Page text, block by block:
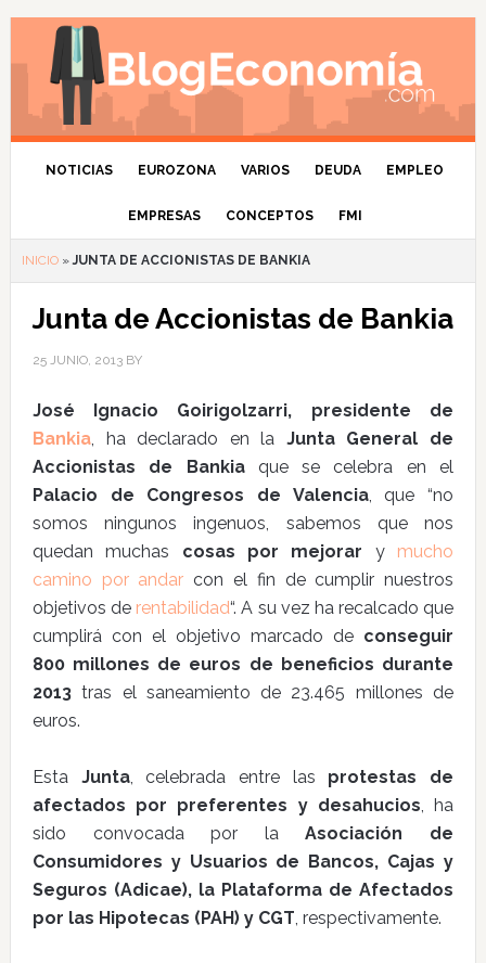
NOTICIAS EUROZONA VARIOS DEUDA EMPLEO
EMPRESAS CONCEPTOS FMI
INICIO»JUNTA DE ACCIONISTAS DE BANKIA
Junta de Accionistas de Bankia
25 JUNIO, 2013BY
José Ignacio Goirigolzarri, presidente de
Bankia, ha declarado en la Junta General de
Accionistas de Bankiaque se celebra en el
Palacio de Congresos de Valencia, que “no
somos ningunos ingenuos, sabemos que nos
quedan muchas cosas por mejorar y mucho
camino por andar con el fin de cumplir nuestros
objetivos de rentabilidad“. A su vez ha recalcado que
cumplirá con el objetivo marcado de conseguir
800 millones de euros de beneficios durante
2013tras el saneamiento de 23.465 millones de
euros.
Esta Junta, celebrada entre las protestas de
afectados por preferentes y desahucios, ha
sido convocada por laAsociación de
Consumidores y Usuarios de Bancos, Cajas y
Seguros (Adicae), la Plataforma de Afectados
por las Hipotecas (PAH) y CGT, respectivamente.